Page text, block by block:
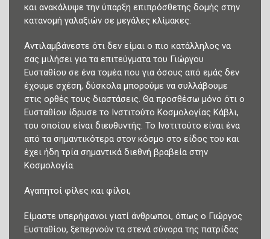
και ανακάλυψε την ύπαρξη επιπρόσθετης δομής στην
κατανομή γαλαξιών σε μεγάλες κλίμακες.
Αντιλαμβάνεστε ότι δεν είμαι ο πιο κατάλληλος να
σας μιλήσει για τα επιτεύγματα του Γιώργου
Ευσταθίου σε ένα τομέα που για όσους από εμάς δεν
έχουμε σχέση, δύσκολα μπορούμε να συλλάβουμε
στις ορθές τους διαστάσεις. Θα προσθέσω μόνο ότι ο
Ευσταθίου ίδρυσε το Ινστιτούτο Κοσμολογίας Κάβλι,
του οποίου είναι διευθυντής. Το Ινστιτούτο είναι ένα
από τα σημαντικότερα στον κόσμο στο είδος του και
έχει ήδη τρία σημαντικά διεθνή βραβεία στην
Κοσμολογία.
Αγαπητοί φίλες και φίλοι,
Είμαστε υπερήφανοι γιατί άνθρωποι, όπως ο Γιώργος
Ευσταθίου, ξεπερνούν τα στενά σύνορα της πατρίδας